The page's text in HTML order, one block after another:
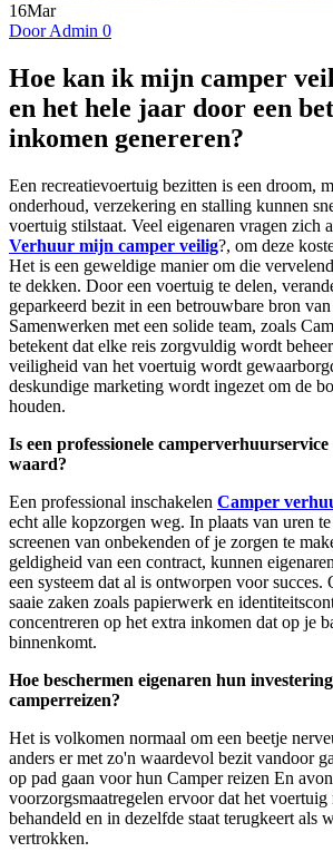
16Mar
Door Admin 0
Hoe kan ik mijn camper
en het hele jaar door een
inkomen genereren?
Een recreatievoertuig bezitten is een droom,
onderhoud, verzekering en stalling kunnen
voertuig stilstaat. Veel eigenaren vragen zich
Verhuur mijn camper veilig?, om deze
Het is een geweldige manier om die
te dekken. Door een voertuig te delen,
geparkeerd bezit in een betrouwbare bron
Samenwerken met een solide team, zoals
betekent dat elke reis zorgvuldig wordt
veiligheid van het voertuig wordt
deskundige marketing wordt ingezet om de
houden.
Is een professionele
waard?
Een professional inschakelen Camper
echt alle kopzorgen weg. In plaats van uren te
screenen van onbekenden of je zorgen te
geldigheid van een contract, kunnen
een systeem dat al is ontworpen voor succes.
saaie zaken zoals papierwerk en
concentreren op het extra inkomen dat op je
binnenkomt.
Hoe beschermen eigenaren hun
camperreizen?
Het is volkomen normaal om een ​​beetje
anders er met zo'n waardevol bezit vandoor
op pad gaan voor hun Camper reizen En
voorzorgsmaatregelen ervoor dat het
behandeld en in dezelfde staat terugkeert als
vertrokken.